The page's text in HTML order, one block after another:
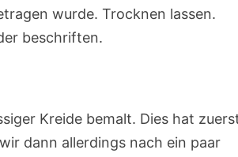
wurde. Trocknen lassen.
beschriften.
Kreide bemalt. Dies hat
dann allerdings nach ein paar